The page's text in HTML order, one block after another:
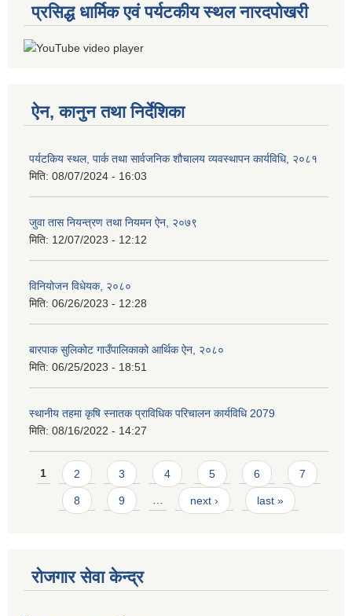
प्रसिद्ध धार्मिक एवं पर्यटकीय स्थल नारदपोखरी
ऐन, कानुन तथा निर्देशिका
पर्यटकिय स्थल, पार्क तथा सार्वजनिक शौचालय व्यवस्थापन कार्यविधि, २०८१
मिति: 08/07/2024 - 16:03
जुवा तास नियन्त्रण तथा नियमन ऐन, २०७९
मिति: 12/07/2023 - 12:12
विनियोजन विधेयक, २०८०
मिति: 06/26/2023 - 12:28
बारपाक सुलिकोट गाउँपालिकाको आर्थिक ऐन, २०८०
मिति: 06/25/2023 - 18:51
स्थानीय तहमा कृषि स्नातक प्राविधिक परिचालन कार्यविधि 2079
मिति: 08/16/2022 - 14:27
Pages
1 2 3 4 5 6 7
8 9 … next › last »
रोजगार सेवा केन्द्र